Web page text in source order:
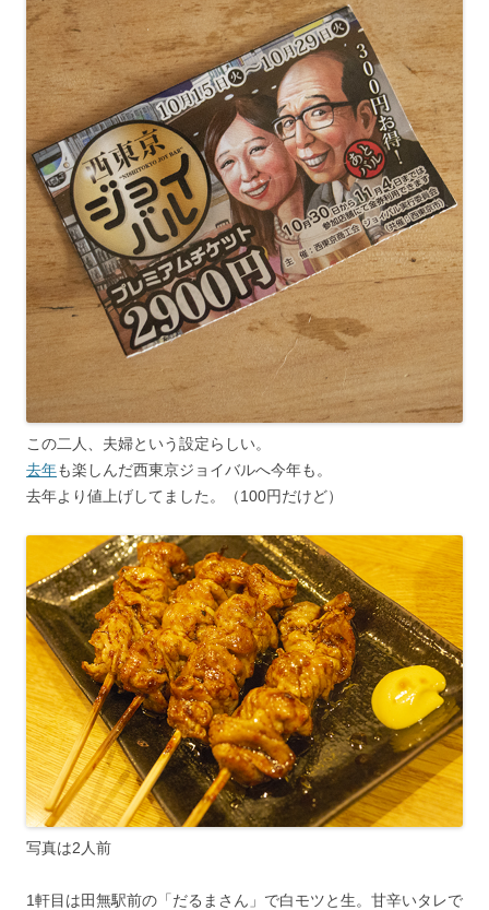
この二人、夫婦という設定らしい。
去年も楽しんだ西東京ジョイバルへ今年も。
去年より値上げしてました。（100円だけど）
写真は2人前
1軒目は田無駅前の「だるまさん」で白モツと生。甘辛いタレで